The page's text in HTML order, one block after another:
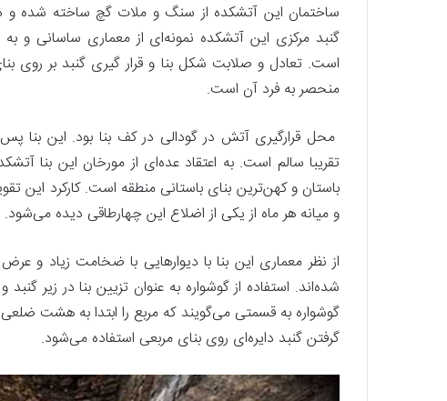
ساختمان این آتشکده از سنگ و ملات گچ ساخته شده و
گنبد مرکزی این آتشکده نمونه‌ای از معماری ساسانی
منحصر به فرد آن است.
محل قرارگیری آتش در گودالی در کف بنا بود. این بنا
تقریبا سالم است. به اعتقاد عده‌ای از مورخان این بنا
باستان و کهن‌ترین بنای باستانی منطقه است. کارکرد این
و میانه هر ماه از یکی از اضلاع این چهارطاقی دیده می‌شود.
از نظر معماری این بنا با دیوارهایی با ضخامت زیاد و عرض
شده‌اند. استفاده از گوشواره به عنوان تزیین بنا در زیر
گوشواره به قسمتی می‌گویند که مربع را ابتدا به هشت
گرفتن گنبد دایره‌ای روی بنای مربعی استفاده می‌شود.